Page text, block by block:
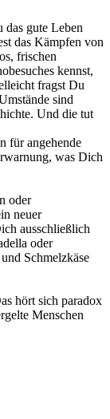
das gute Leben
das Kämpfen von
frischen
kennst,
fragst Du
sind
Und die tut
für angehende
was Dich
oder
neuer
ausschließlich
oder
Schmelzkäse
hört sich paradox
Menschen